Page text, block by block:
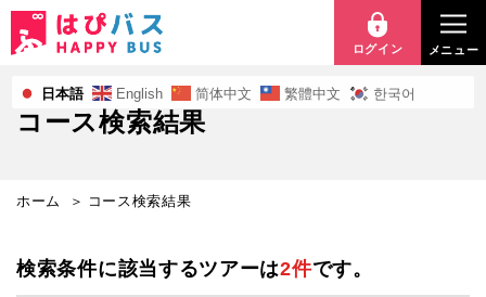
日本語 English 简体中文 繁體中文 한국어
コ
ー
ス
検
索
果
メニュー
ログイン
コース検索結果
ホーム コース検索結果
検索条件に該当するツアーは2件です。